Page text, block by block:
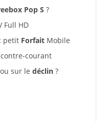
Pop S ?
Full HD
petit ForfaitMobile
courant
sur le déclin?